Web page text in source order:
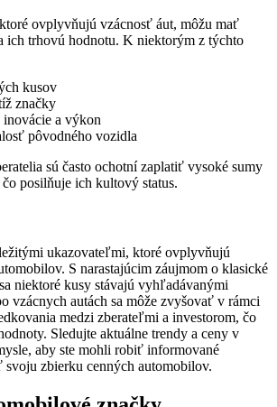
ovplyvňujú vzácnosť áut, môžu mať
ich trhovú hodnotu. K niektorým z týchto
kusov
značky
a výkon
pôvodného vozidla
sú často ochotní zaplatiť vysoké sumy
posilňuje ich kultový status.
ukazovateľmi, ktoré ovplyvňujú
S narastajúcim záujmom o klasické
niektoré kusy stávajú vyhľadávanými
vzácnych autách sa môže zvyšovať v rámci
medzi zberateľmi a investorom, čo
Sledujte aktuálne trendy a ceny v
aby ste mohli robiť informované
zbierku cenných automobilov.